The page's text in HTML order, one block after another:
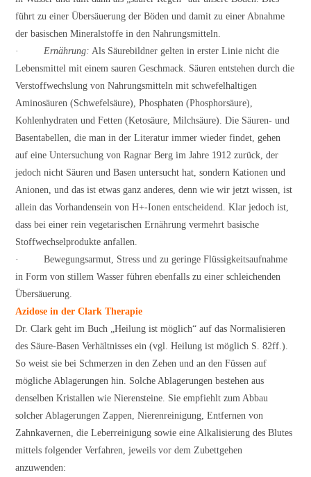
führt zu einer Übersäuerung der Böden und damit zu einer Abnahme
der basischen Mineralstoffe in den Nahrungsmitteln.
·Ernährung: Als Säurebildner gelten in erster Linie nicht die
Lebensmittel mit einem sauren Geschmack. Säuren entstehen durch die
Verstoffwechslung von Nahrungsmitteln mit schwefelhaltigen
Aminosäuren (Schwefelsäure), Phosphaten (Phosphorsäure),
Kohlenhydraten und Fetten (Ketosäure, Milchsäure). Die Säuren- und
Basentabellen, die man in der Literatur immer wieder findet, gehen
auf eine Untersuchung von Ragnar Berg im Jahre 1912 zurück, der
jedoch nicht Säuren und Basen untersucht hat, sondern Kationen und
Anionen, und das ist etwas ganz anderes, denn wie wir jetzt wissen, ist
allein das Vorhandensein von H+-Ionen entscheidend. Klar jedoch ist,
dass bei einer rein vegetarischen Ernährung vermehrt basische
Stoffwechselprodukte anfallen.
· Bewegungsarmut, Stress und zu geringe Flüssigkeitsaufnahme
in Form von stillem Wasser führen ebenfalls zu einer schleichenden
Übersäuerung.
Azidose in der Clark Therapie
Dr. Clark geht im Buch „Heilung ist möglich“ auf das Normalisieren
des Säure-Basen Verhältnisses ein (vgl. Heilung ist möglich S. 82ff.).
So weist sie bei Schmerzen in den Zehen und an den Füssen auf
mögliche Ablagerungen hin. Solche Ablagerungen bestehen aus
denselben Kristallen wie Nierensteine. Sie empfiehlt zum Abbau
solcher Ablagerungen Zappen, Nierenreinigung, Entfernen von
Zahnkavernen, die Leberreinigung sowie eine Alkalisierung des Blutes
mittels folgender Verfahren, jeweils vor dem Zubettgehen
anzuwenden: